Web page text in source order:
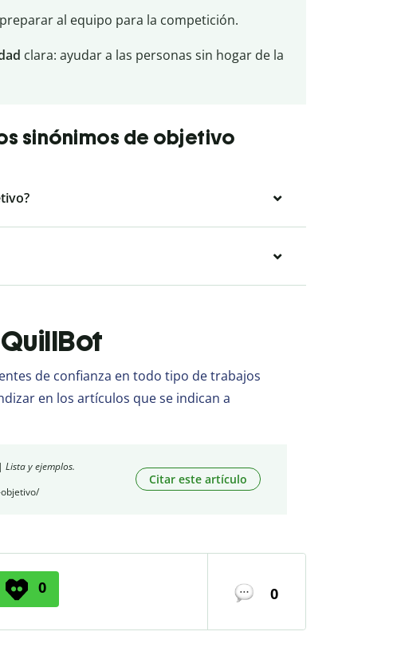
al equipo para la competición.
clara: ayudar a las personas sin hogar de la
sinónimos de objetivo
de confianza en todo tipo de trabajos
en los artículos que se indican a
y ejemplos.
Citar este artículo
0 0